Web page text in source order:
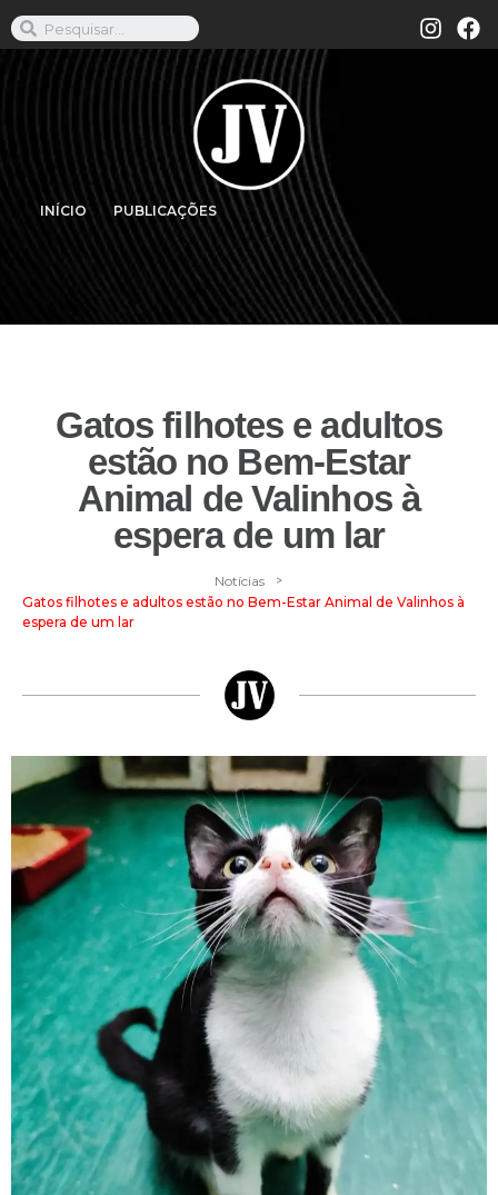
INÍCIO PUBLICAÇÕES
Gatos filhotes e adultos
estão no Bem-Estar
Animal de Valinhos à
espera de um lar
Notícias >
Gatos filhotes e adultos estão no Bem-Estar Animal de Valinhos à
espera de um lar